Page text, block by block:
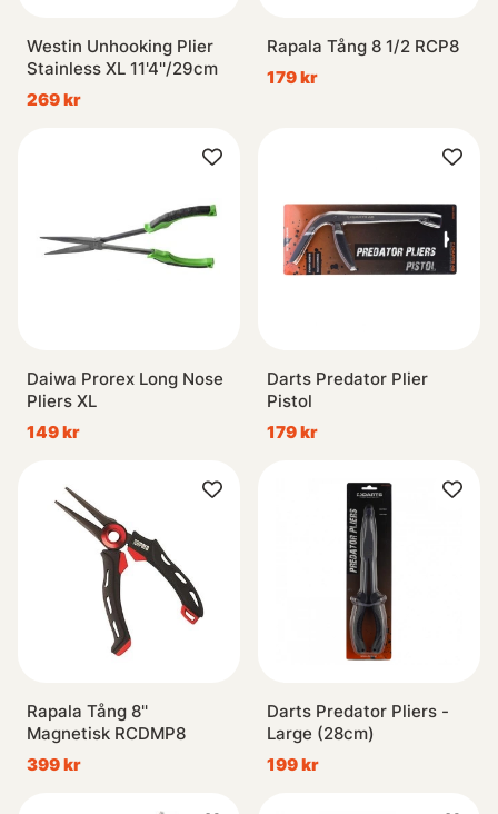
Westin Unhooking Plier
Stainless XL 11'4''/29cm
269 kr
Rapala Tång 8 1/2 RCP8
179 kr
Daiwa Prorex Long Nose
Pliers XL
149 kr
Darts Predator Plier
Pistol
179 kr
Rapala Tång 8''
Magnetisk RCDMP8
399 kr
Darts Predator Pliers -
Large (28cm)
199 kr